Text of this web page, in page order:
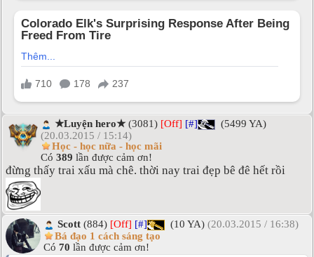
★Luyện hero★(3081) [Off] [#]
(5499 YA)
(20.03.2015 / 15:14)
Học - học nữa - học mãi
Có 389 lần được cảm ơn!
đừng thấy trai xấu mà chê. thời nay trai đẹp bê đê hết rồi
Scott (884) [Off] [#] (10 YA) (20.03.2015 / 16:38)
Bá đạo 1 cách sáng tạo
Có 70 lần được cảm ơn!